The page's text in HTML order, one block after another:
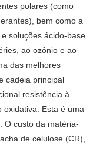
polares (como
bem como a
soluções ácido-base.
ao ozônio e ao
das melhores
cadeia principal
resistência à
oxidativa. Esta é uma
O custo da matéria-
de celulose (CR),